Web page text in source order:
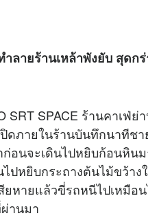
ายร้านเหล้าพังยับ สุดก
SRT SPACE ร้านคาเฟ่ย่
ดภายในร้านบันทึกนาทีชา
อนจะเดินไปหยิบก้อนหิน
ปหยิบกระถางต้นไม้ขว้า
ยหายแล้วขี่รถหนีไปเหมือ
านมา